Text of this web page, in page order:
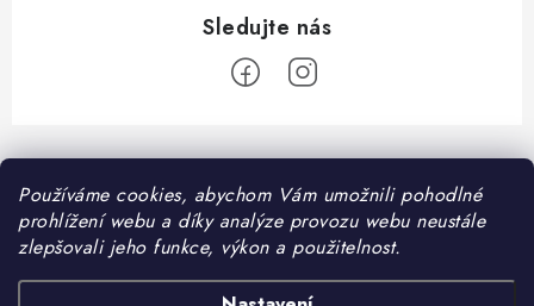
Používáme cookies, abychom Vám umožnili pohodlné
prohlížení webu a díky analýze provozu webu neustále
zlepšovali jeho funkce, výkon a použitelnost.
Z
á
Informace pro vás
Kontakt
Možnosti dopravy
❤️ Oblíbené kategorie